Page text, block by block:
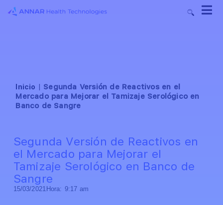
Inicio | Segunda Versión de Reactivos en el
Mercado para Mejorar el Tamizaje Serológico en
Banco de Sangre
Segunda Versión de Reactivos en
el Mercado para Mejorar el
Tamizaje Serológico en Banco de
Sangre
15/03/2021 Hora: 9:17 am